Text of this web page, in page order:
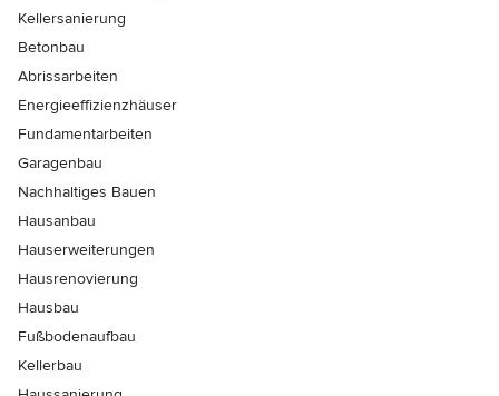
Kellersanierung
Betonbau
Abrissarbeiten
Energieeffizienzhäuser
Fundamentarbeiten
Garagenbau
Nachhaltiges Bauen
Hausanbau
Hauserweiterungen
Hausrenovierung
Hausbau
Fußbodenaufbau
Kellerbau